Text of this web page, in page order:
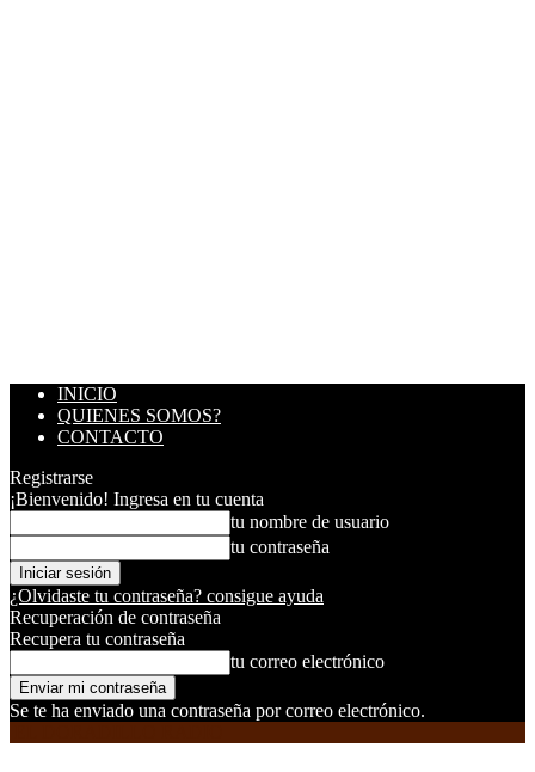
INICIO
QUIENES SOMOS?
CONTACTO
Registrarse
¡Bienvenido! Ingresa en tu cuenta
tu nombre de usuario
tu contraseña
¿Olvidaste tu contraseña? consigue ayuda
Recuperación de contraseña
Recupera tu contraseña
tu correo electrónico
Se te ha enviado una contraseña por correo electrónico.